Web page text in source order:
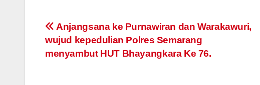
Post
navigation
Anjangsana ke Purnawiran dan Warakawuri,
wujud kepedulian Polres Semarang
menyambut HUT Bhayangkara Ke 76.